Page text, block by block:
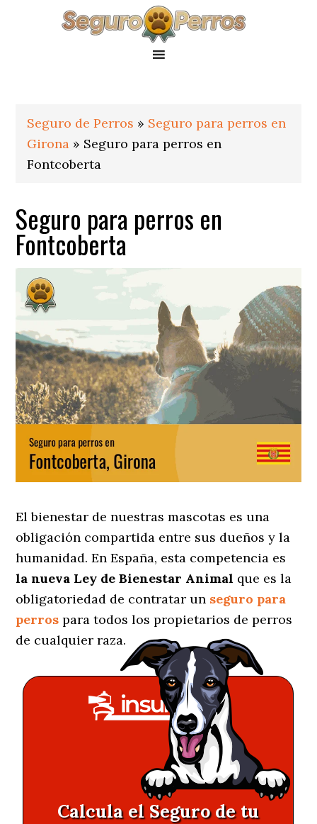
Seguro de Perros » Seguro para perros en
Girona » Seguro para perros en
Fontcoberta
Seguro para perros en
Fontcoberta
El bienestar de nuestras mascotas es una
obligación compartida entre sus dueños y la
humanidad. En España, esta competencia es
la nueva Ley de Bienestar Animal que es la
obligatoriedad de contratar un seguro para
perros para todos los propietarios de perros
de cualquier raza.
Calcula el Seguro de tu